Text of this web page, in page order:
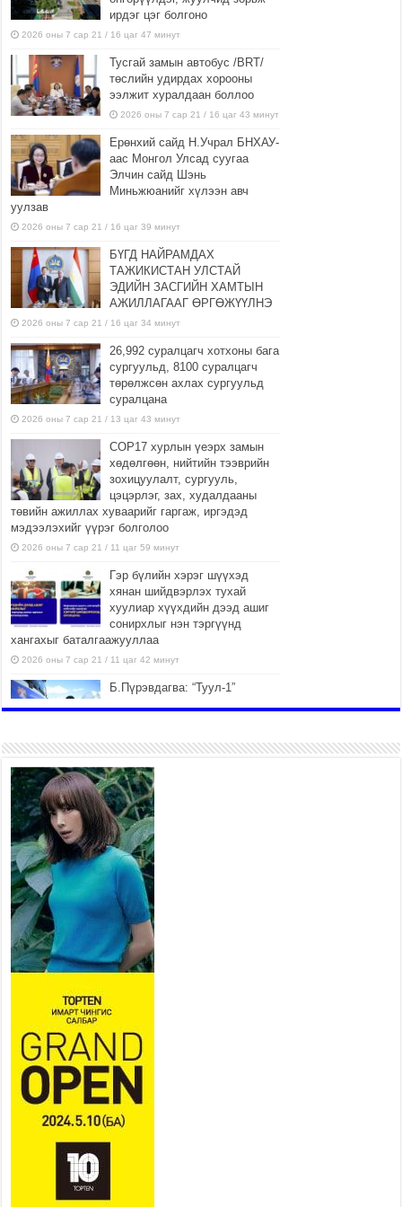
ирдэг цэг болгоно
2026 оны 7 сар 21 / 16 цаг 47 минут
Тусгай замын автобус /BRT/
төслийн удирдах хорооны
ээлжит хуралдаан боллоо
2026 оны 7 сар 21 / 16 цаг 43 минут
Ерөнхий сайд Н.Учрал БНХАУ-
аас Монгол Улсад суугаа
Элчин сайд Шэнь
Миньжюанийг хүлээн авч
уулзав
2026 оны 7 сар 21 / 16 цаг 39 минут
БҮГД НАЙРАМДАХ
ТАЖИКИСТАН УЛСТАЙ
ЭДИЙН ЗАСГИЙН ХАМТЫН
АЖИЛЛАГААГ ӨРГӨЖҮҮЛНЭ
2026 оны 7 сар 21 / 16 цаг 34 минут
26,992 суралцагч хотхоны бага
сургуульд, 8100 суралцагч
төрөлжсөн ахлах сургуульд
суралцана
2026 оны 7 сар 21 / 13 цаг 43 минут
COP17 хурлын үеэрх замын
хөдөлгөөн, нийтийн тээврийн
зохицуулалт, сургууль,
цэцэрлэг, зах, худалдааны
төвийн ажиллах хуваарийг гаргаж, иргэдэд
мэдээлэхийг үүрэг болголоо
2026 оны 7 сар 21 / 11 цаг 59 минут
Гэр бүлийн хэрэг шүүхэд
хянан шийдвэрлэх тухай
хуулиар хүүхдийн дээд ашиг
сонирхлыг нэн тэргүүнд
хангахыг баталгаажууллаа
2026 оны 7 сар 21 / 11 цаг 42 минут
Б.Пүрэвдагва: “Туул-1”
2026 оны 7 сар 21 / 10 цаг 15 минут
НИЙСЛЭЛ, АЙМГИЙН
УДИРДЛАГУУДЫН АЖЛЫГ
ХҮНД СУРТЛЫГ БУУРУУЛЖ,
ИРГЭД, АЖ АХУЙН НЭГЖИЙН
АЧААГ ХЭРХЭН ХӨНГӨЛСНӨӨР ДҮГНЭНЭ
2026 оны 7 сар 21 / 10 цаг 09 минут
Байнгын хорооны дарга
М.Мандхай Цөлжилттэй
тэмцэх тухай НҮБ-ын
конвенцын талуудын 17 дугаар
бага хурал (СОР17)-ын бэлтгэл ажлын явцтай
танилцлаа
2026 оны 7 сар 21 / 10 цаг 03 минут
Б.Пүрэвдагва: Бүтээн байгуулалтын аливаа
ажил инженерийн хангамжийн байгууллагуудын
уялдаа холбоогүйгээс саатах ёсгүй
2026 оны 7 сар 20 / 17 цаг 21 минут
“Сэлбэ 20 минутын хот” төслийн анхны 12
давхар барилгын үндсэн карказ, цутгалтын ажил
2026 оны 7 сар 20 / 17 цаг 17 минут
Мопед, скүүтер, тэдгээртэй адилтгах үзүүлэлт
бүхий тээврийн хэрэгсэлтэй холбоотой